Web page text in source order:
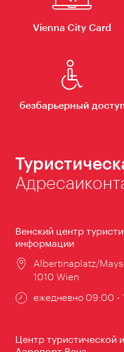
Vienna City Card
безбарьерный
Венский центр
информации
Расположение:
Albertinaplatz/
1010 Wien
Часы
ежедневно 09:00 -
Центр туристической